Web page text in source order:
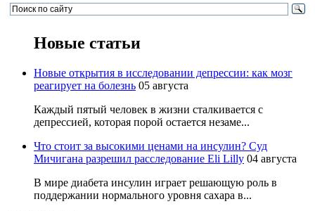
Новые статьи
Новые открытия в исследовании депрессии: как мозг
реагирует на болезнь 05 августа
Каждый пятый человек в жизни сталкивается с
депрессией, которая порой остается незаме...
Что стоит за высокими ценами на инсулин? Суд
Мичигана разрешил расследование Eli Lilly 04 августа
В мире диабета инсулин играет решающую роль в
поддержании нормального уровня сахара в...